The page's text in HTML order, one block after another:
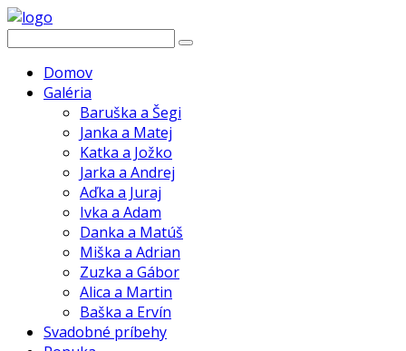
Domov
Galéria
Baruška a Šegi
Janka a Matej
Katka a Jožko
Jarka a Andrej
Aďka a Juraj
Ivka a Adam
Danka a Matúš
Miška a Adrian
Zuzka a Gábor
Alica a Martin
Baška a Ervín
Svadobné príbehy